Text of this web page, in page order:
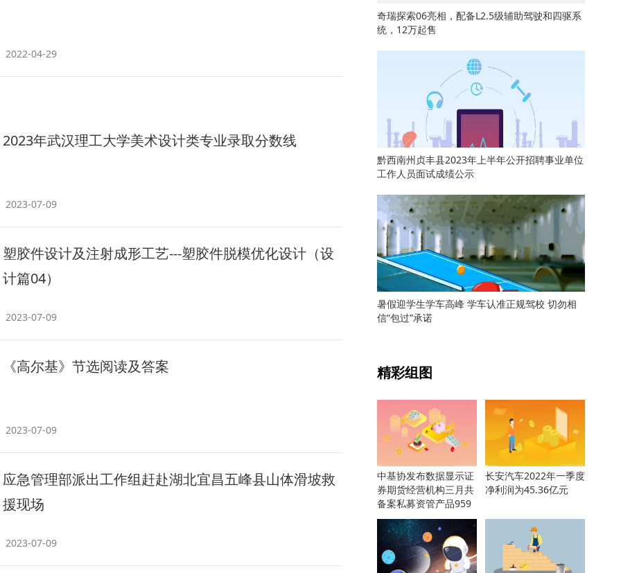
2022-04-29
2023年武汉理工大学美术设计类专业录取分数线
2023-07-09
塑胶件设计及注射成形工艺---塑胶件脱模优化设计（设
计篇04）
2023-07-09
《高尔基》节选阅读及答案
2023-07-09
应急管理部派出工作组赶赴湖北宜昌五峰县山体滑坡救
援现场
2023-07-09
奇瑞探索06亮相，配备L2.5级辅助驾驶和四驱系
统，12万起售
黔西南州贞丰县2023年上半年公开招聘事业单位
工作人员面试成绩公示
暑假迎学生学车高峰 学车认准正规驾校 切勿相
信“包过”承诺
精彩组图
中基协发布数据显示证
券期货经营机构三月共
备案私募资管产品959
只
长安汽车2022年一季度
净利润为45.36亿元